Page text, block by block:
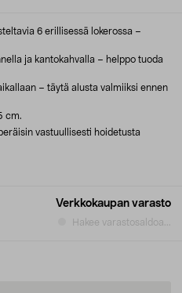
Verkkokaupan varasto
Hakee varastosaldoa...
6 erillisessä lokerossa –
ja kantokahvalla – helppo tuoda
– täytä alusta valmiiksi ennen
cm.
vastuullisesti hoidetusta